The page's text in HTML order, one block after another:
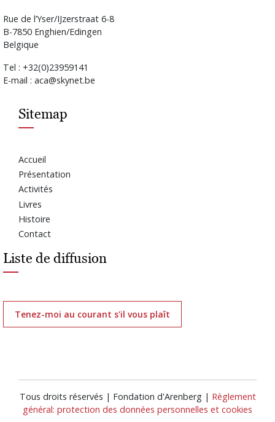
Rue de l’Yser/IJzerstraat 6-8
B-7850 Enghien/Edingen
Belgique
Tel : +32(0)23959141
E-mail : aca@skynet.be
Sitemap
Accueil
Présentation
Activités
Livres
Histoire
Contact
Liste de diffusion
Tenez-moi au courant s'il vous plaît
Tous droits réservés | Fondation d'Arenberg | Règlement
général: protection des données personnelles et cookies